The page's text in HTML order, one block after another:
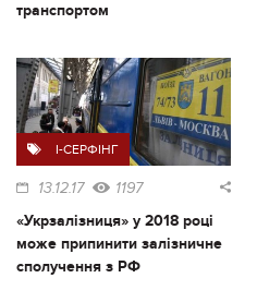
транспортом
I-СЕРФІНГ
13.12.17 1197
«Укрзалізниця» у 2018 році
може припинити залізничне
сполучення з РФ